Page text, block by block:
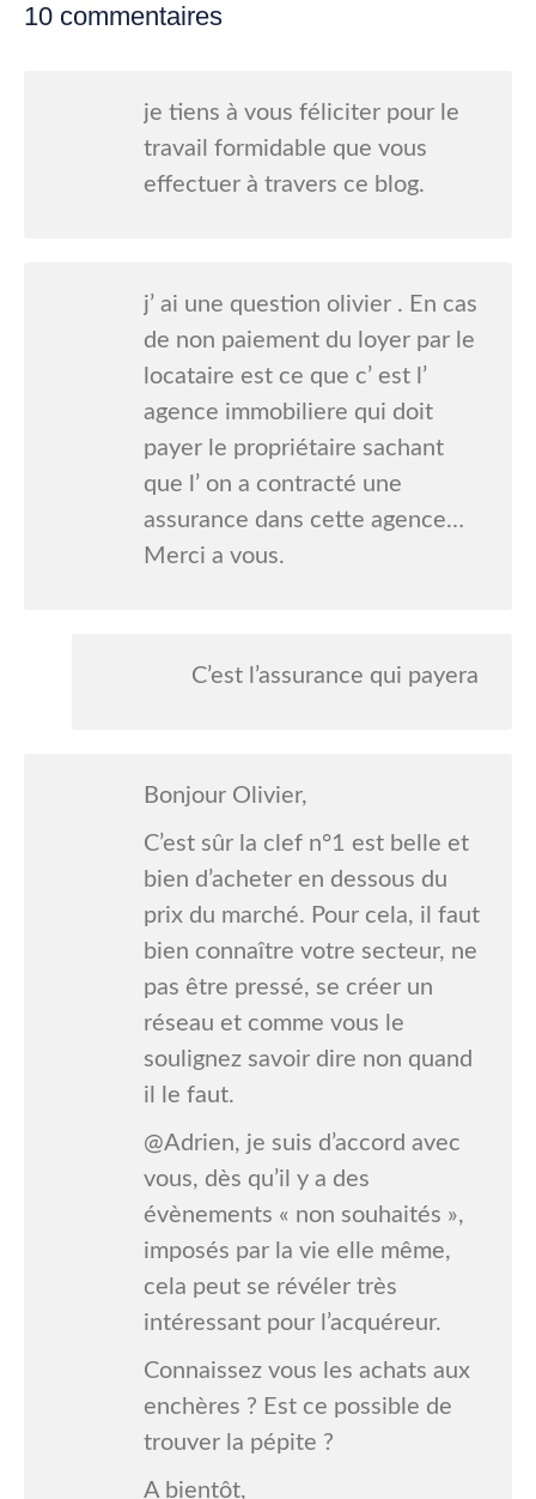
10 commentaires
je tiens à vous féliciter pour le
travail formidable que vous
effectuer à travers ce blog.
j’ ai une question olivier . En cas
de non paiement du loyer par le
locataire est ce que c’ est l’
agence immobiliere qui doit
payer le propriétaire sachant
que l’ on a contracté une
assurance dans cette agence…
Merci a vous.
C’est l’assurance qui payera
Bonjour Olivier,
C’est sûr la clef n°1 est belle et
bien d’acheter en dessous du
prix du marché. Pour cela, il faut
bien connaître votre secteur, ne
pas être pressé, se créer un
réseau et comme vous le
soulignez savoir dire non quand
il le faut.
@Adrien, je suis d’accord avec
vous, dès qu’il y a des
évènements « non souhaités »,
imposés par la vie elle même,
cela peut se révéler très
intéressant pour l’acquéreur.
Connaissez vous les achats aux
enchères ? Est ce possible de
trouver la pépite ?
A bientôt,